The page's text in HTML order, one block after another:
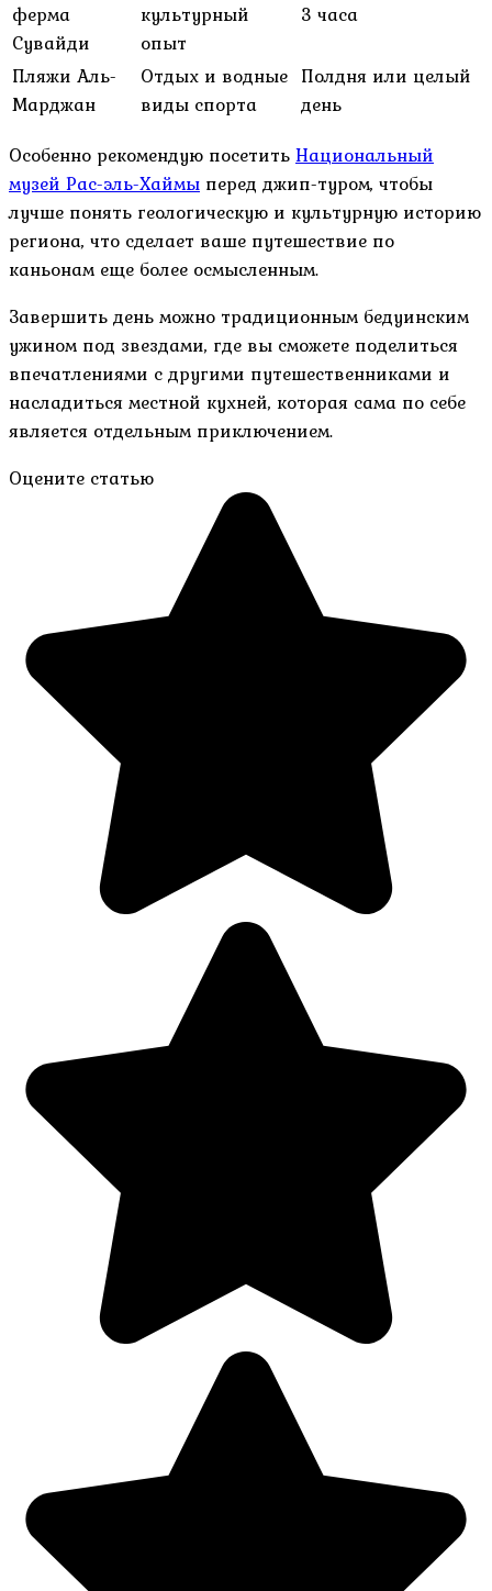
ферма
Сувайди
культурный
опыт
3 часа
Пляжи Аль-
Марджан
Отдых и водные
виды спорта
Полдня или целый
день
Особенно рекомендую посетитьНациональный
музей Рас-эль-Хаймы перед джип-туром, чтобы
лучше понять геологическую и культурную историю
региона, что сделает ваше путешествие по
каньонам еще более осмысленным.
Завершить день можно традиционным бедуинским
ужином под звездами, где вы сможете поделиться
впечатлениями с другими путешественниками и
насладиться местной кухней, которая сама по себе
является отдельным приключением.
Оцените статью